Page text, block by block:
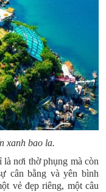
xanh bao la.
nơi thờ phụng mà còn
cân bằng và yên bình
vẻ đẹp riêng, một câu